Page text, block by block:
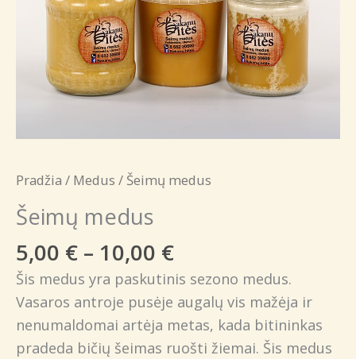
Pradžia / Medus / Šeimų medus
Šeimų medus
5,00 € – 10,00 €Price
range:
5,00 €
through
10,00 €
Šis medus yra paskutinis sezono medus.
Vasaros antroje pusėje augalų vis mažėja ir
nenumaldomai artėja metas, kada bitininkas
pradeda bičių šeimas ruošti žiemai. Šis medus